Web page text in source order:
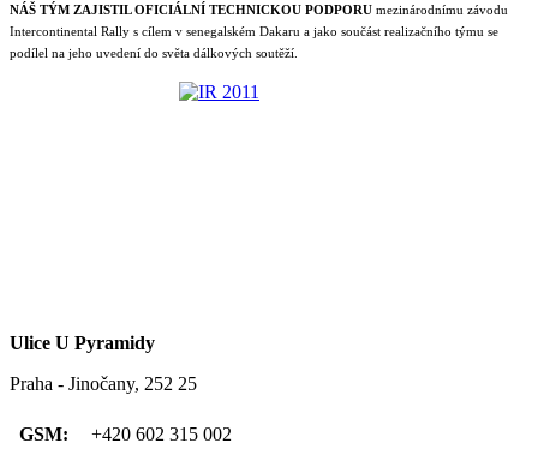
NÁŠ TÝM ZAJISTIL OFICIÁLNÍ TECHNICKOU PODPORU mezinárodnímu závodu
Intercontinental Rally s cílem v senegalském Dakaru a jako součást realizačního týmu se
podílel na jeho uvedení do světa dálkových soutěží.
Ulice U Pyramidy
Praha - Jinočany, 252 25
GSM: +420 602 315 002